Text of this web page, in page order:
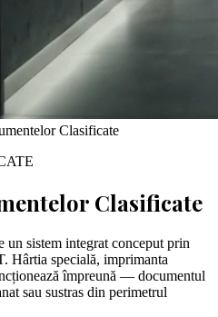
Clasificate
Clasificate
sistem integrat conceput prin
Hârtia specială, imprimanta
împreună — documentul
sau sustras din perimetrul